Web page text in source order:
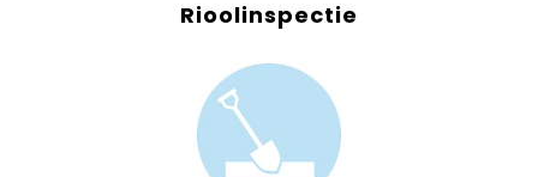
Rioolinspectie